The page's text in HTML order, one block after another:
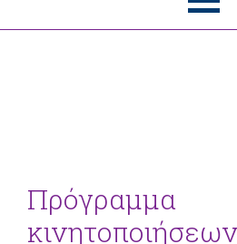
Πρόγραμμα